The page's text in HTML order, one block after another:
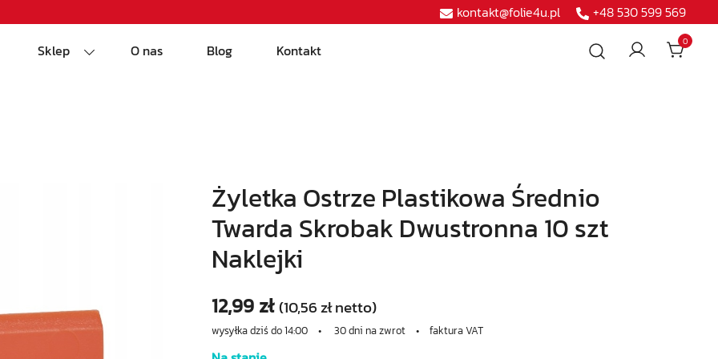
kontakt@folie4u.pl +48 530 599 569
Sklep O nas Blog Kontakt 0
Żyletka Ostrze Plastikowa Średnio
Twarda Skrobak Dwustronna 10 szt
Naklejki
12,99 zł (10,56złnetto)
wysyłka dziś do 14:00 • 30 dni na zwrot • faktura VAT